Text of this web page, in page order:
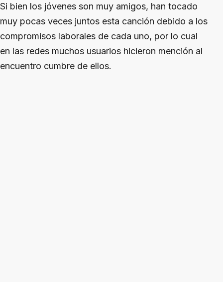
Si bien los jóvenes son muy amigos, han tocado
muy pocas veces juntos esta canción debido a los
compromisos laborales de cada uno, por lo cual
en las redes muchos usuarios hicieron mención al
encuentro cumbre de ellos.